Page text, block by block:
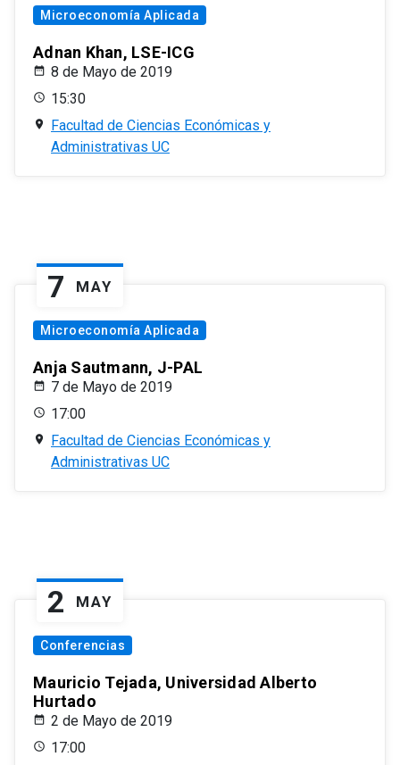
Microeconomía Aplicada
Adnan Khan, LSE-ICG
8 de Mayo de 2019
15:30
Facultad de Ciencias Económicas y
Administrativas UC
7 MAY
Microeconomía Aplicada
Anja Sautmann, J-PAL
7 de Mayo de 2019
17:00
Facultad de Ciencias Económicas y
Administrativas UC
2 MAY
Conferencias
Mauricio Tejada, Universidad Alberto
Hurtado
2 de Mayo de 2019
17:00